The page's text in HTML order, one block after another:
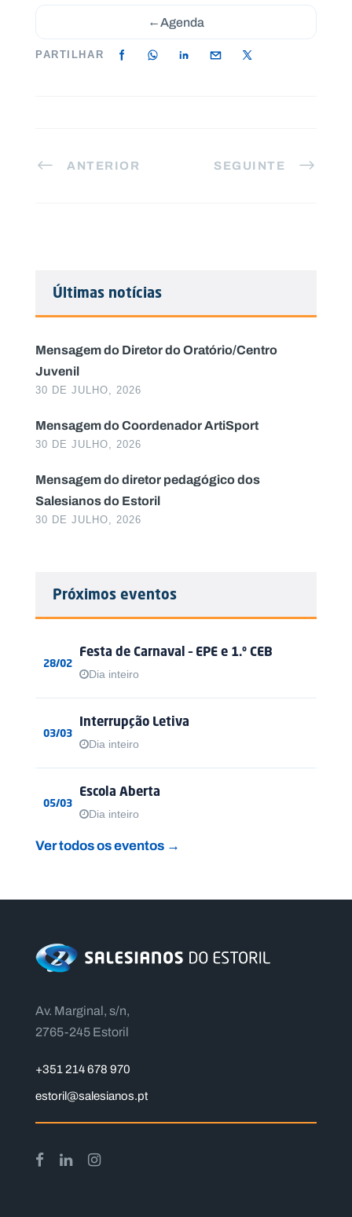
←Agenda
PARTILHAR
ANTERIOR SEGUINTE
Últimas notícias
Mensagem do Diretor do Oratório/Centro
Juvenil
30 DE JULHO, 2026
Mensagem do Coordenador ArtiSport
30 DE JULHO, 2026
Mensagem do diretor pedagógico dos
Salesianos do Estoril
30 DE JULHO, 2026
Próximos eventos
28/02
Festa de Carnaval – EPE e 1.º CEB
Dia inteiro
03/03
Interrupção Letiva
Dia inteiro
05/03
Escola Aberta
Dia inteiro
Ver todos os eventos →
Av. Marginal, s/n,
2765-245 Estoril
+351 214 678 970
estoril@salesianos.pt